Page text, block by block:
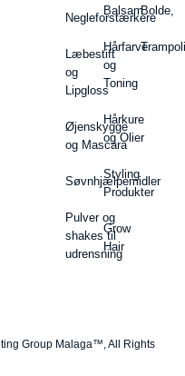
Negleforstærkere
Læbestift
og
Lipgloss
Øjenskygge
og Mascara
Søvnhjælpemidler
Pulver og
shakes til
udrensning
Balsam
Hårfarve
og
Toning
Hårkure
og Olier
Styling
Produkter
Grow
Hair
Bolde,
Group Malaga™, All Rights